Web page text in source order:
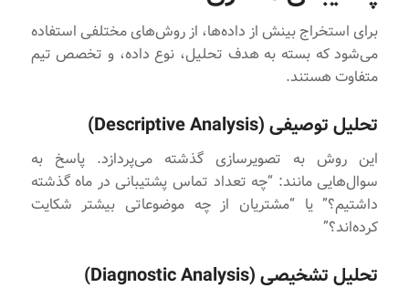
برای استخراج بینش از داده‌ها، از روش‌های مختلفی استفاده
می‌شود که بسته به هدف تحلیل، نوع داده، و تخصص تیم
متفاوت هستند.
تحلیل توصیفی (Descriptive Analysis)
این روش به تصویرسازی گذشته می‌پردازد. پاسخ به
سوال‌هایی مانند: “چه تعداد تماس پشتیبانی در ماه گذشته
داشتیم؟” یا “مشتریان از چه موضوعاتی بیشتر شکایت
کرده‌اند؟”
تحلیل تشخیصی (Diagnostic Analysis)